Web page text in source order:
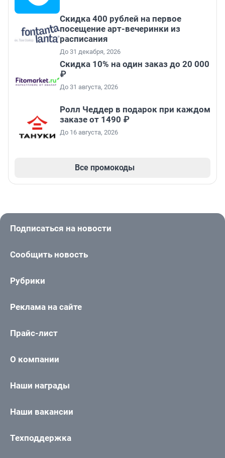
Cкидка 400 рублей на первое
посещение арт-вечеринки из
расписания
До 31 декабря, 2026
Скидка 10% на один заказ до 20 000
₽
До 31 августа, 2026
Ролл Чеддер в подарок при каждом
заказе от 1490 ₽
До 16 августа, 2026
Все промокоды
Подписаться на новости
Сообщить новость
Рубрики
Реклама на сайте
Прайс-лист
О компании
Наши награды
Наши вакансии
Техподдержка